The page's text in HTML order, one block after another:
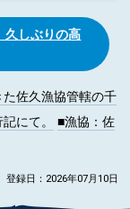
しぶりの高
佐久漁協管轄の千
にて。
■漁協 ：佐
登録日：2026年07月10日